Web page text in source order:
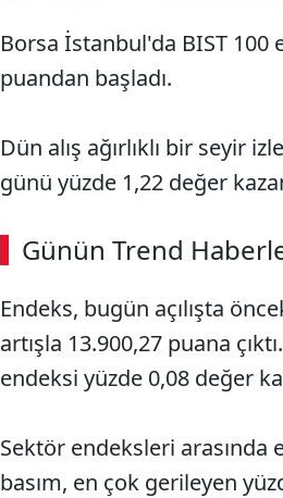
Borsa İstanbul'da BIST 100
puandan başladı.
Dün alış ağırlıklı bir seyir
günü yüzde 1,22 değer
Günün Trend
Endeks, bugün açılışta
artışla 13.900,27 puana
endeksi yüzde 0,08 değer
Sektör endeksleri arasında
basım, en çok gerileyen